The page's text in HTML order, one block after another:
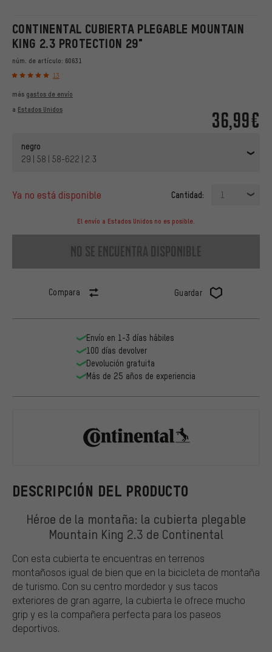
CONTINENTAL CUBIERTA PLEGABLE MOUNTAIN
KING 2.3 PROTECTION 29"
núm. de artículo: 60631
13
36,99€
más gastos de envío
a Estados Unidos
negro
29 | 58 | 58-622 | 2.3
ya no está disponible Cantidad: 1
El envío a Estados Unidos no es posible.
no se encuentra disponible
Compara Guardar
DESCRIPCIÓN DEL PRODUCTO
Héroe de la montaña: la cubierta plegable
Mountain King 2.3 de Continental
Con esta cubierta te encuentras en terrenos
montañosos igual de bien que en la bicicleta de montaña
de turismo. Con su centro mordedor y sus tacos
exteriores de gran agarre, la cubierta le ofrece mucho
grip y es la compañera perfecta para los paseos
deportivos.
Envío en 1-3 días hábiles
100 días devolver
Devolución gratuita
Más de 25 años de experiencia